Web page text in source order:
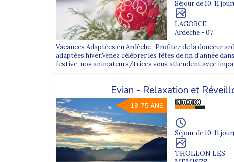
Retrouvez toutes les informations pour
Nos recommandations pour choisir ses vacances selon
Nos conseils pour trouver un centre de vacances
Notre guide pour des vacances adaptées au handicap
Séjour de 10, 11
LAGORCE
Ardeche - 07
Vacances Adaptées en Ardèche Profitez de la douceur
adaptées hiver.Venez célébrer les fêtes de fin d'année
festive, nos animateurs/trices vous attendent avec
Evian - Relaxation et
18-75 ANS
Séjour de 10, 11
THOLLON LES